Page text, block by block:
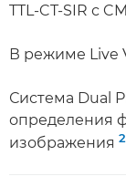
TTL-CT-SIR с
В режиме Live
Система Dual
определения
изображения 2